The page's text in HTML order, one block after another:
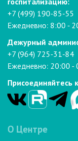
+7 (499) 190-85-55
Ежедневно: 8:00 -
Дежурный
+7 (964) 725-31-84
Ежедневно: 20:00 -
Присоединяйтесь
О Центре